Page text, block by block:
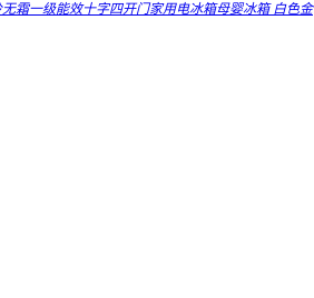
霜一级能效十字四开门家用电冰箱母婴冰箱 白色金